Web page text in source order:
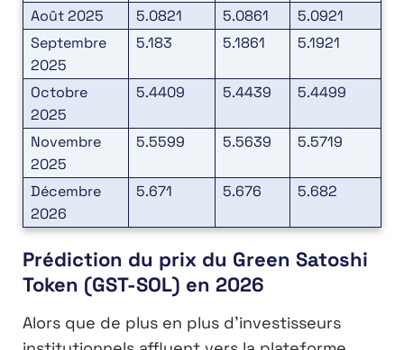
Août 2025
5.0821 5.0861
5.0921
Septembre
2025
5.183 5.1861 5.1921
Octobre
2025
5.4409 5.4439 5.4499
Novembre
2025
5.5599 5.5639 5.5719
Décembre
2026
5.671 5.676 5.682
Prédiction du prix du Green Satoshi
Token (GST-SOL) en 2026
Alors que de plus en plus d’investisseurs